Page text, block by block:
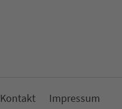
Kon­takt Impressum